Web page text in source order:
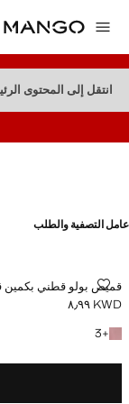
انتقل إلى المحتوى
عامل التصفية والطلب
قميص بولو قطني بكمين
قميص بولو قطني
السعر الحالي [KWD ٨٫٩٩ ]
KWD ٨٫٩٩
+
3+3 المزيد من الألوان